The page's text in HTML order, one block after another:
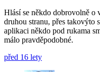
Hlásí se někdo dobrovolně o
druhou stranu, přes takovýto
aplikaci někdo pod rukama
málo pravděpodobné.
před 16 lety